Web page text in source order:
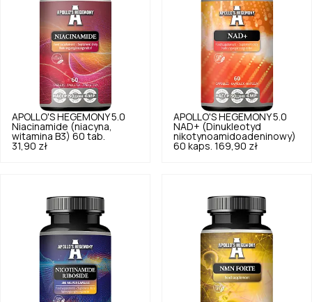
APOLLO'S HEGEMONY 5.0
Niacinamide (niacyna,
witamina B3) 60 tab.
31,90 zł
APOLLO'S HEGEMONY 5.0
NAD+ (Dinukleotyd
nikotynoamidoadeninowy)
60 kaps. 169,90 zł